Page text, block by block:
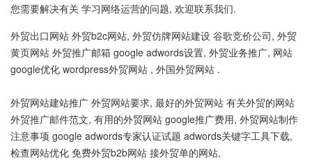
您需要解决有关 学习网络运营的问题, 欢迎联系我们.
外贸出口网站 外贸b2c网站, 外贸仿牌网站建设 谷歌竞价公司, 外贸
黄页网站 外贸推广邮箱 google adwords设置, 外贸业务推广, 网站
google优化 wordpress外贸网站 , 外国外贸网站 .
外贸网站建站推广 外贸网站要求, 最好的外贸网站 有关外贸的网站
外贸推广邮件范文, 有用的外贸网站 google推广费用, 外贸网站制作
注意事项 google adwords专家认证试题 adwords关键字工具下载,
检查网站优化 免费外贸b2b网站 接外贸单的网站,